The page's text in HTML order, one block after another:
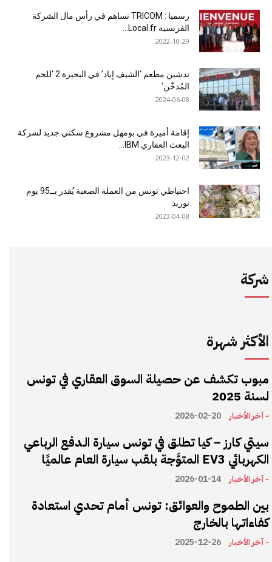
رسميا : TRICOM تساهم في رأس مال الشركة
الفرنسية Local.fr...
2022-10-29
تدشين مطعم ‘الشيف إياد’ في البحيرة 2 ‘للحم
المُدخّن’
2024-06-08
إقامة أميرة في بومهل مشروع سكني جديد لشركة
البعث العقاري IBM...
2023-12-02
احتياطي تونس من العملة الصعبة يُقدر بــ95 يوم
توريد
2023-04-08
شركة
الأكثر شهرة
مبوب تكشف عن حصيلة السوق العقاري في تونس
لسنة 2025
- آخر الأخبار 2026-02-20
سيتي كارز – كيا تطلق في تونس سيارة الـدفع الرباعي
الكهربائي EV3 المتوَّجة بلقب سيارة العام عالميًا
- آخر الأخبار 2026-01-14
بين الطموح والعوائق: تونس أمام تحدي استعادة
كفاءاتها بالخارج
- آخر الأخبار 2025-12-26